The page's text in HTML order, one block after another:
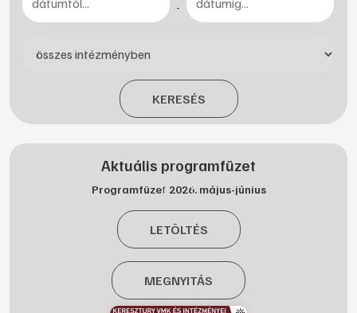
-
KERESÉS
Aktuális programfüzet
Programfüzet 2026. május-június
LETÖLTÉS
MEGNYITÁS